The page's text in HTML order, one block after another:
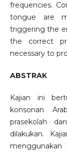
frequencies.
tongue are
triggering the
the correct
necessary to
ABSTRAK
Kajian ini
konsonan
prasekolah
dilakukan.
menggunakan